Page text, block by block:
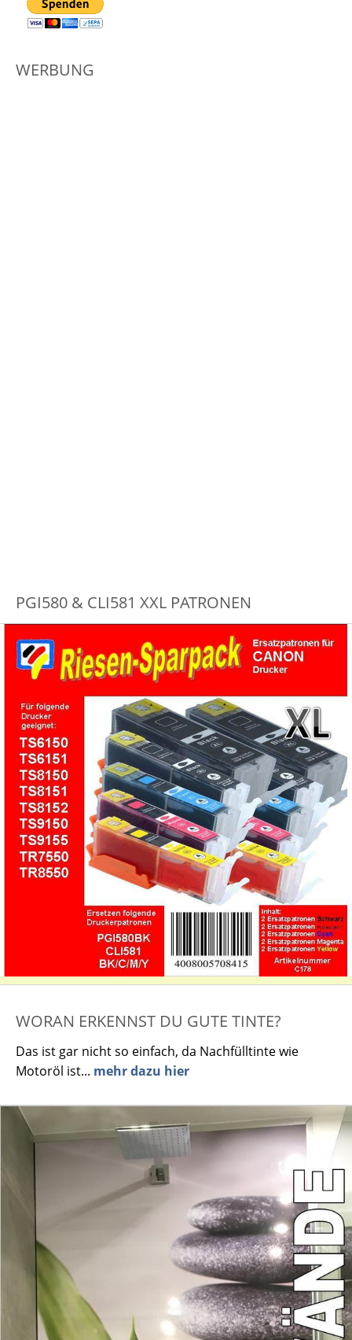
WERBUNG
PGI580 & CLI581 XXL PATRONEN
WORAN ERKENNST DU GUTE TINTE?
Das ist gar nicht so einfach, da Nachfülltinte wie
Motoröl ist... mehr dazu hier